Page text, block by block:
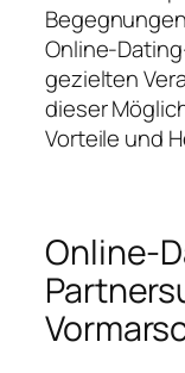
Online-
gezielten
dieser
Vorteile und
Online-